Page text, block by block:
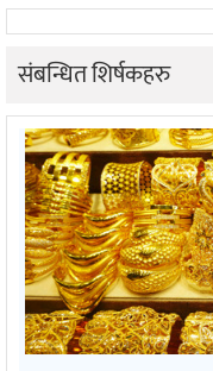
संबन्धित शिर्षकहरु